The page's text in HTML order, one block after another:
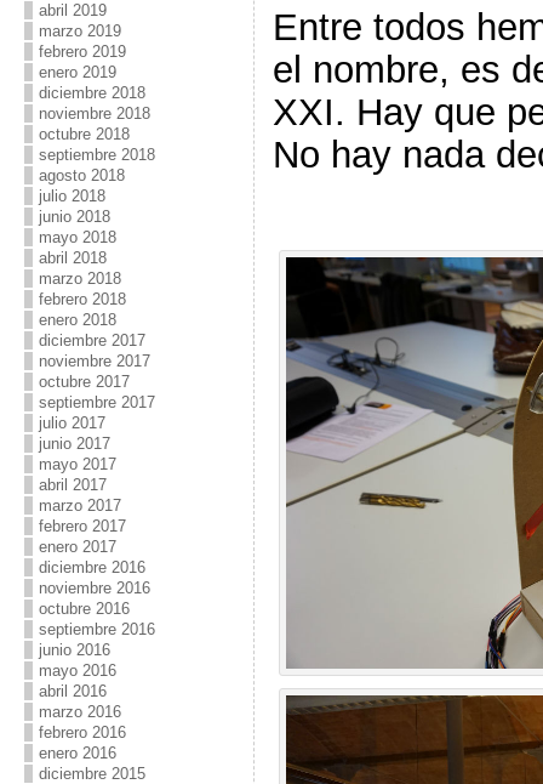
abril 2019
marzo 2019
febrero 2019
enero 2019
diciembre 2018
noviembre 2018
octubre 2018
septiembre 2018
agosto 2018
julio 2018
junio 2018
mayo 2018
abril 2018
marzo 2018
febrero 2018
enero 2018
diciembre 2017
noviembre 2017
octubre 2017
septiembre 2017
julio 2017
junio 2017
mayo 2017
abril 2017
marzo 2017
febrero 2017
enero 2017
diciembre 2016
noviembre 2016
octubre 2016
septiembre 2016
junio 2016
mayo 2016
abril 2016
marzo 2016
febrero 2016
enero 2016
diciembre 2015
Entre todos
el nombre, es
XXI. Hay que
No hay nada